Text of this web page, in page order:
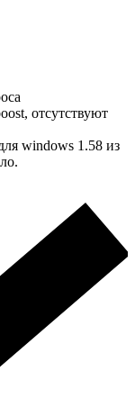
отсутствуют
windows 1.58 из